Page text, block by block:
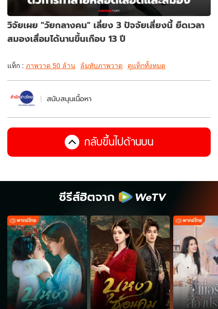
วิจัยเผย "วัยกลางคน" เลี่ยง 3 ปัจจัยเสี่ยงนี้ ยืดเวลา
สมองเสื่อมได้นานขึ้นเกือบ 13 ปี
แท็ก : ภาพวาด 50 ล้าน ล้มทับภาพวาด ดูแท็กทั้งหมด
สนับสนุนเนื้อหา
กลับขึ้นไปด้านบน
ซีรีส์ฮิตจาก